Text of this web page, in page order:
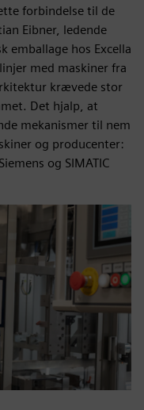
forbindelse til de
Eibner, ledende
emballage hos Excella
med maskiner fra
krævede stor
Det hjalp, at
mekanismer til nem
og producenter:
og SIMATIC